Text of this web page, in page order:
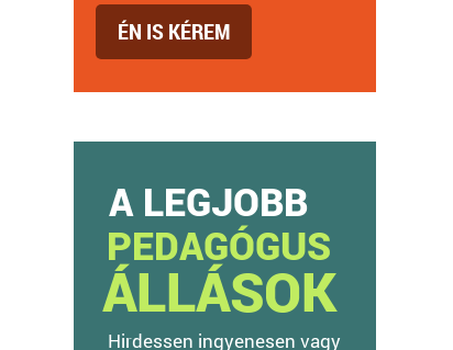
ÉN IS KÉREM